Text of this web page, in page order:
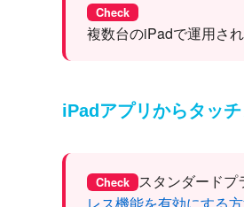
Check
複数台のiPadで運用さ
iPadアプリからタッ
Check スタンダードプ